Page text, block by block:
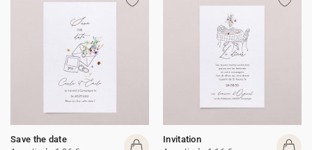
Save the date
Invitation